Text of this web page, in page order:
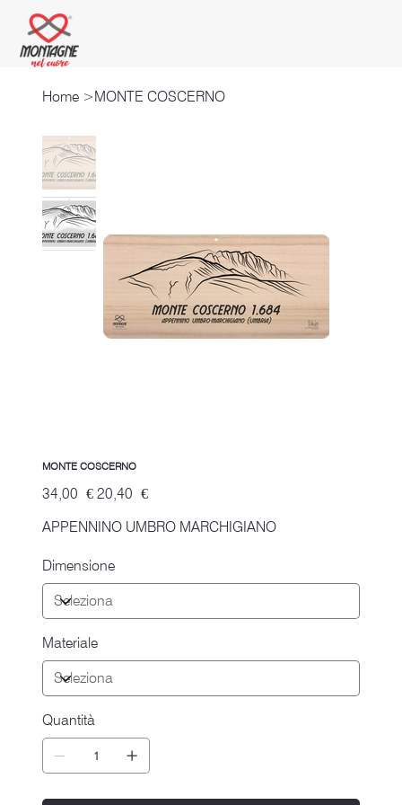
Home >MONTE COSCERNO
MONTE COSCERNO
Prezzo
originale
34,00 € Prezzo
scontato
20,40 €
APPENNINO UMBRO MARCHIGIANO
Dimensione
Materiale
Quantità